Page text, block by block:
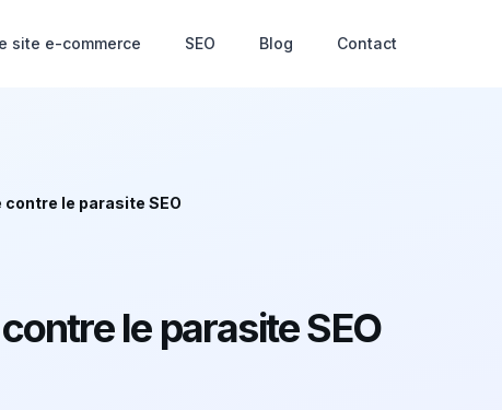
site e-commerce SEO Blog Contact
le parasite SEO
le parasite SEO